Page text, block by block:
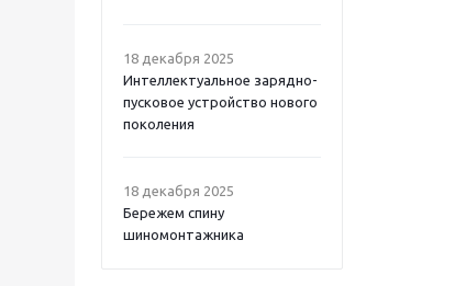
18 декабря 2025
Интеллектуальное зарядно-
пусковое устройство нового
поколения
18 декабря 2025
Бережем спину
шиномонтажника